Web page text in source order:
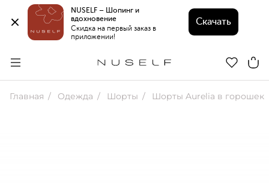
NUSELF – Шопинг и
вдохновение
Скидка на первый заказ в
приложении!
Скачать
Главная Одежда Шорты Шорты Aurelia в горошек